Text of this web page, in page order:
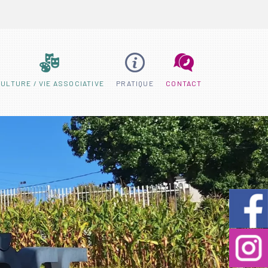
/ VIE ASSOCIATIVE PRATIQUE CONTACT